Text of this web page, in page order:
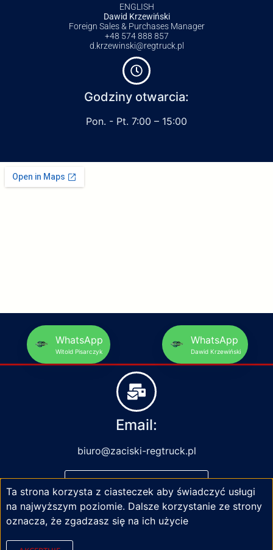
ENGLISH
Dawid Krzewiński
Foreign Sales & Purchases Manager
+48 574 888 857
d.krzewinski@regtruck.pl
Godziny otwarcia:
Pon. - Pt. 7:00 – 15:00
WhatsApp
Witold Pisarczyk
WhatsApp
Dawid Krzewiński
Email:
biuro@zaciski-regtruck.pl
NAPISZ DO NAS
Ta strona korzysta z ciasteczek aby świadczyć usługi
na najwyższym poziomie. Dalsze korzystanie ze strony
oznacza, że zgadzasz się na ich użycie